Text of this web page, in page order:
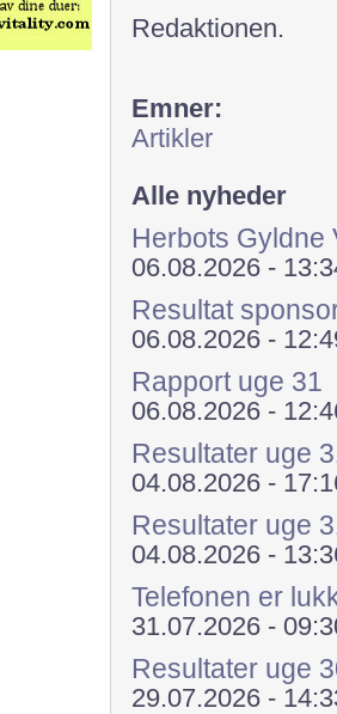
Redaktionen.
Emner:
Artikler
Alle nyheder
Herbots Gyldne
06.08.2026 -
Resultat
06.08.2026 -
Rapport uge 31
06.08.2026 -
Resultater uge
04.08.2026 -
Resultater uge
04.08.2026 -
Telefonen er
31.07.2026 -
Resultater uge
29.07.2026 -